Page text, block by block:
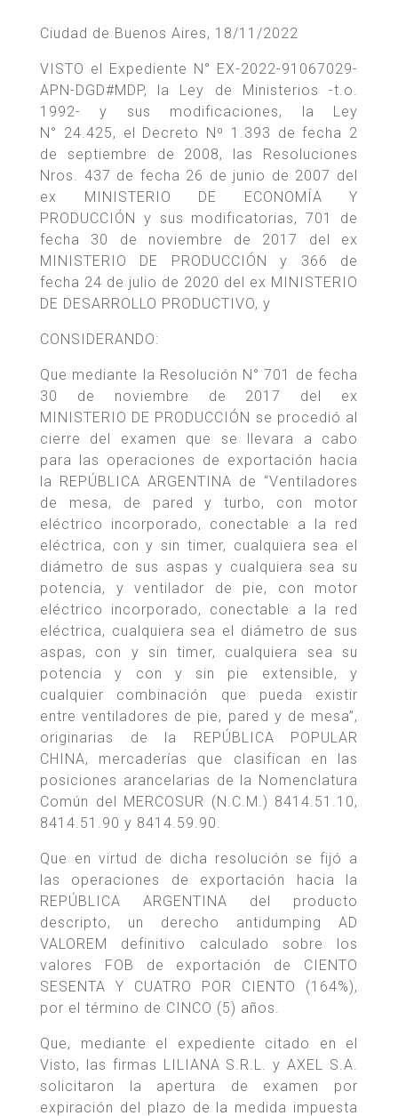
Ciudad de Buenos Aires, 18/11/2022
VISTO el Expediente N° EX-2022-91067029-
APN-DGD#MDP, la Ley de Ministerios -t.o.
1992- y sus modificaciones, la Ley
N° 24.425, el Decreto Nº 1.393 de fecha 2
de septiembre de 2008, las Resoluciones
Nros. 437 de fecha 26 de junio de 2007 del
ex MINISTERIO DE ECONOMÍA Y
PRODUCCIÓN y sus modificatorias, 701 de
fecha 30 de noviembre de 2017 del ex
MINISTERIO DE PRODUCCIÓN y 366 de
fecha 24 de julio de 2020 del ex MINISTERIO
DE DESARROLLO PRODUCTIVO, y
CONSIDERANDO:
Que mediante la Resolución N° 701 de fecha
30 de noviembre de 2017 del ex
MINISTERIO DE PRODUCCIÓN se procedió al
cierre del examen que se llevara a cabo
para las operaciones de exportación hacia
la REPÚBLICA ARGENTINA de “Ventiladores
de mesa, de pared y turbo, con motor
eléctrico incorporado, conectable a la red
eléctrica, con y sin timer, cualquiera sea el
diámetro de sus aspas y cualquiera sea su
potencia, y ventilador de pie, con motor
eléctrico incorporado, conectable a la red
eléctrica, cualquiera sea el diámetro de sus
aspas, con y sin timer, cualquiera sea su
potencia y con y sin pie extensible, y
cualquier combinación que pueda existir
entre ventiladores de pie, pared y de mesa”,
originarias de la REPÚBLICA POPULAR
CHINA, mercaderías que clasifican en las
posiciones arancelarias de la Nomenclatura
Común del MERCOSUR (N.C.M.) 8414.51.10,
8414.51.90 y 8414.59.90.
Que en virtud de dicha resolución se fijó a
las operaciones de exportación hacia la
REPÚBLICA ARGENTINA del producto
descripto, un derecho antidumping AD
VALOREM definitivo calculado sobre los
valores FOB de exportación de CIENTO
SESENTA Y CUATRO POR CIENTO (164%),
por el término de CINCO (5) años.
Que, mediante el expediente citado en el
Visto, las firmas LILIANA S.R.L. y AXEL S.A.
solicitaron la apertura de examen por
expiración del plazo de la medida impuesta